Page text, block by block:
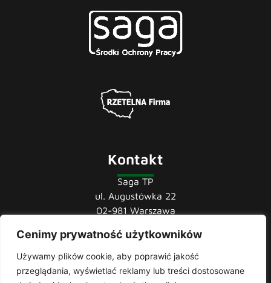
Cenimy prywatność użytkowników
Używamy plików cookie, aby poprawić jakość
przeglądania, wyświetlać reklamy lub treści dostosowane
Kontakt
Saga TP
ul. Augustówka 22
02-981 Warszawa
tel.: 22 741 36 85
22 852 43 60
mail:biuro@sagatp.pl